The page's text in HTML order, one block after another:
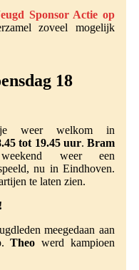
Sponsor Actie op
zoveel mogelijk
18
je weer welkom in
tot 19.45 uur.Bram
weer een
nu in Eindhoven.
te laten zien.
meegedaan aan
Theo werd kampioen